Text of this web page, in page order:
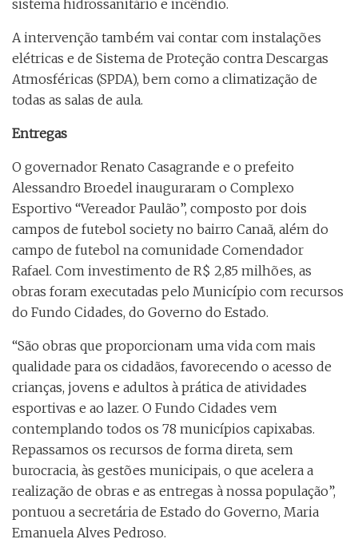
sistema hidrossanitário e incêndio.
A intervenção também vai contar com instalações
elétricas e de Sistema de Proteção contra Descargas
Atmosféricas (SPDA), bem como a climatização de
todas as salas de aula.
Entregas
O governador Renato Casagrande e o prefeito
Alessandro Broedel inauguraram o Complexo
Esportivo “Vereador Paulão”, composto por dois
campos de futebol society no bairro Canaã, além do
campo de futebol na comunidade Comendador
Rafael. Com investimento de R$ 2,85 milhões, as
obras foram executadas pelo Município com recursos
do Fundo Cidades, do Governo do Estado.
“São obras que proporcionam uma vida com mais
qualidade para os cidadãos, favorecendo o acesso de
crianças, jovens e adultos à prática de atividades
esportivas e ao lazer. O Fundo Cidades vem
contemplando todos os 78 municípios capixabas.
Repassamos os recursos de forma direta, sem
burocracia, às gestões municipais, o que acelera a
realização de obras e as entregas à nossa população”,
pontuou a secretária de Estado do Governo, Maria
Emanuela Alves Pedroso.